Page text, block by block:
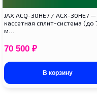
JAX ACQ-30HE7 / ACX-30HE7 —
кассетная сплит-система (до
м…
70 500 ₽
В корзину